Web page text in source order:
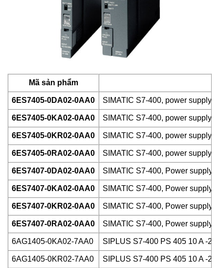
Mã sản phẩm
6ES7405-0DA02-0AA0 SIMATIC S7-400, power supply
6ES7405-0KA02-0AA0 SIMATIC S7-400, power supply
6ES7405-0KR02-0AA0 SIMATIC S7-400, power supply
6ES7405-0RA02-0AA0 SIMATIC S7-400, power supply
6ES7407-0DA02-0AA0 SIMATIC S7-400, Power supply
6ES7407-0KA02-0AA0 SIMATIC S7-400, Power supply
6ES7407-0KR02-0AA0 SIMATIC S7-400, Power supply
6ES7407-0RA02-0AA0 SIMATIC S7-400, Power supply
6AG1405-0KA02-7AA0 SIPLUS S7-400 PS 405 10 A -
6AG1405-0KR02-7AA0 SIPLUS S7-400 PS 405 10 A -